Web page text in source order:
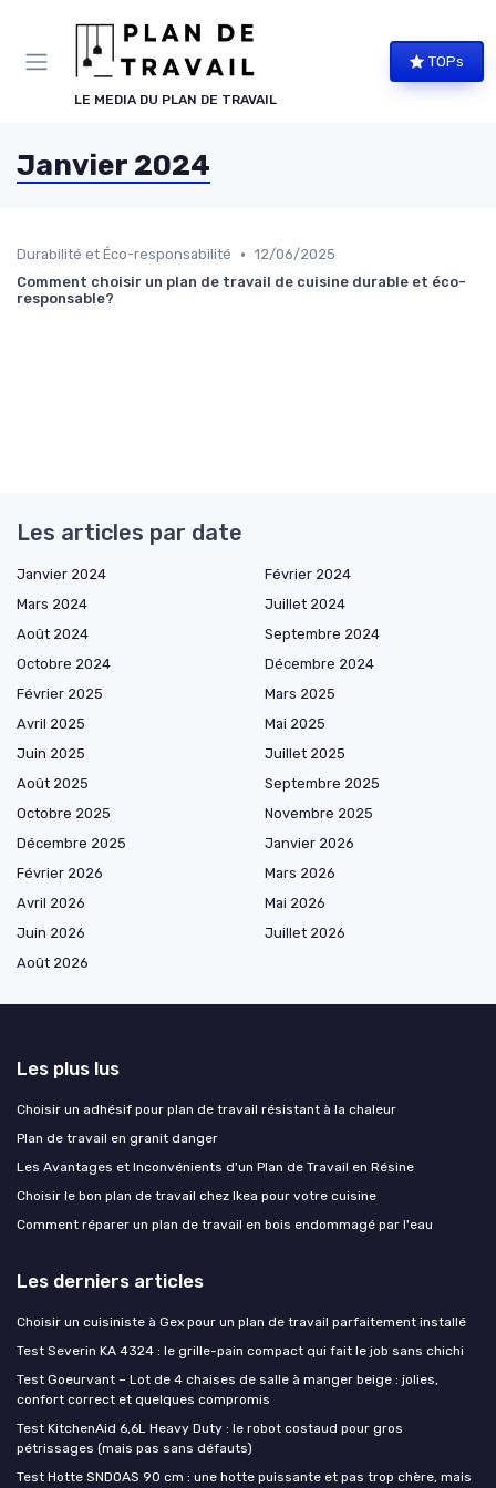
LE MEDIA DU PLAN DE TRAVAIL
TOPs
Janvier 2024
Durabilité et Éco-responsabilité • 12/06/2025
Comment choisir un plan de travail de cuisine durable et éco-
responsable?
Les articles par date
Janvier 2024
Février 2024
Mars 2024
Juillet 2024
Août 2024
Septembre 2024
Octobre 2024
Décembre 2024
Février 2025
Mars 2025
Avril 2025
Mai 2025
Juin 2025
Juillet 2025
Août 2025
Septembre 2025
Octobre 2025
Novembre 2025
Décembre 2025
Janvier 2026
Février 2026
Mars 2026
Avril 2026
Mai 2026
Juin 2026
Juillet 2026
Août 2026
Les plus lus
Choisir un adhésif pour plan de travail résistant à la chaleur
Plan de travail en granit danger
Les Avantages et Inconvénients d'un Plan de Travail en Résine
Choisir le bon plan de travail chez Ikea pour votre cuisine
Comment réparer un plan de travail en bois endommagé par l'eau
Les derniers articles
Choisir un cuisiniste à Gex pour un plan de travail parfaitement installé
Test Severin KA 4324 : le grille-pain compact qui fait le job sans chichi
Test Goeurvant – Lot de 4 chaises de salle à manger beige : jolies,
confort correct et quelques compromis
Test KitchenAid 6,6L Heavy Duty : le robot costaud pour gros
pétrissages (mais pas sans défauts)
Test Hotte SNDOAS 90 cm : une hotte puissante et pas trop chère, mais